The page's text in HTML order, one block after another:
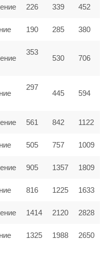
226 339 452
190 285 380
353
530 706
297
445 594
561 842 1122
505 757 1009
905 1357 1809
816 1225 1633
1414 2120 2828
1325 1988 2650